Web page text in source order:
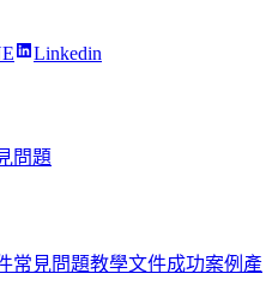
Linkedin
問題
常見問題教學文件成功案例 產